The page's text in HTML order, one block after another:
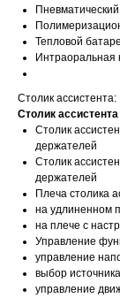
Тепловой
Интраоральная
Столик ассистента:
Столик
Столик
держателей
Столик
держателей
Плеча столика
на удлиненном
на плече с
Управление
управление
выбор
управление